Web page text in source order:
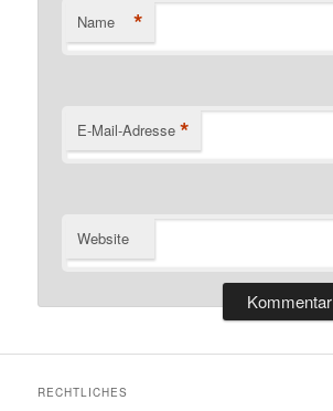
Name *
E-Mail-Adresse *
Website
RECHTLICHES